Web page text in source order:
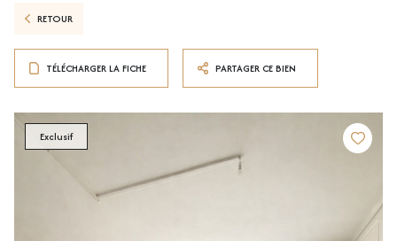
RETOUR
TÉLÉCHARGER LA FICHE PARTAGER CE BIEN
Exclusif